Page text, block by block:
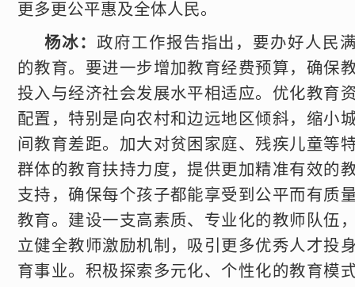
更多更公平惠及全体人民。
杨冰： 政府工作报告指出，要办好人民
的教育。要进一步增加教育经费预算，确保
投入与经济社会发展水平相适应。优化教育
配置，特别是向农村和边远地区倾斜，缩小
间教育差距。加大对贫困家庭、残疾儿童等
群体的教育扶持力度，提供更加精准有效的
支持，确保每个孩子都能享受到公平而有质
教育。建设一支高素质、专业化的教师队伍
立健全教师激励机制，吸引更多优秀人才投
育事业。积极探索多元化、个性化的教育模